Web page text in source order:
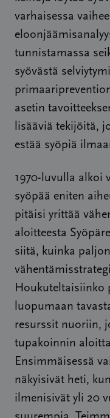
varhaisessa
tunnistamassa
syövästä
asetin
lisääviä tekijöitä,
estää syöpiä
1970-luvulla alkoi
syöpää eniten
pitäisi yrittää
aloitteesta
siitä, kuinka
Houkuteltaisiinko
luopumaan
resurssit nuoriin,
tupakoinnin
Ensimmäisessä
näkyisivät heti,
ilmenisivät yli 20